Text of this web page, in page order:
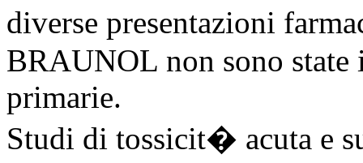
diverse presentazioni
BRAUNOL non sono
primarie.
Studi di tossicit� acuta e